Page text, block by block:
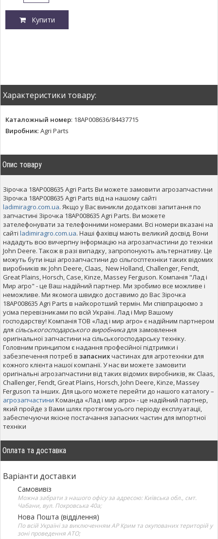
Купити
Характеристики товару:
Каталожный номер: 18AP008636/84437715
Виробник: Agri Parts
Опис товару
Зірочка 18AP008635 Agri Parts Ви можете замовити агрозапчастини
Зірочка 18AP008635 Agri Parts від на нашому сайті
ladimiragro.com.ua. Якщо у Вас виникли додаткові запитання по
запчастині Зірочка 18AP008635 Agri Parts. Ви можете
зателефонувати за телефонними номерами. Всі номери вказані на
сайті ladimiragro.com.ua. Наші фахівці мають великий досвід. Вони
нададуть всю вичерпну інформацію на агрозапчастини до техніки
John Deere. Також в разі випадку, запропонують альтернативу. Це
можуть бути інші агрозапчастини до сільгосптехніки таких відомих
виробників як John Deere, Claas, New Holland, Challenger, Fendt,
Great Plains, Horsch, Case, Kinze, Massey Ferguson. Компанія "Лад і
Мир агро" - це Ваш надійний партнер. Ми зробимо все можливе і
неможливе. Ми якомога швидко доставимо до Вас Зірочка
18AP008635 Agri Parts в найкоротший термін. Ми співпрацюємо з
усіма перевізниками по всій Україні. Лад і Мир Вашому
господарству! Компанія ТОВ «Лад і мир агро» є надійним партнером
для сільськогосподарського виробникадля замовлення
оригінальної запчастини на сільськогосподарську техніку.
Головним принципом є надання професійної підтримки і
забезпечення потреб в запаснихчастинах для агротехніки для
кожного клієнта нашої компанії. У нас ви можете замовити
оригінальні агрозапчастини від таких відомих виробників, як Claas,
Challenger, Fendt, Great Plains, Horsch, John Deere, Kinze, Massey
Ferguson та інших. Для цього можете перейти до нашого каталогу –
агрозапчастини Команда «Лад і мир агро» - це надійний партнер,
який пройде з Вами шлях протягом усього періоду експлуатації,
забеспечуючи якісне постачання запасних частин для імпортної
техніки
Оплата та доставка
Варіанти доставки
Самовивіз
Можна забрати з нашого офісу за адресою: Київська обл., смт.
Чабани, вул. Покровська 40а;
Нова Пошта (відділення)
По всій Україні за виключенням АР Крим та окупованих територій у
зоні проведення АТО;